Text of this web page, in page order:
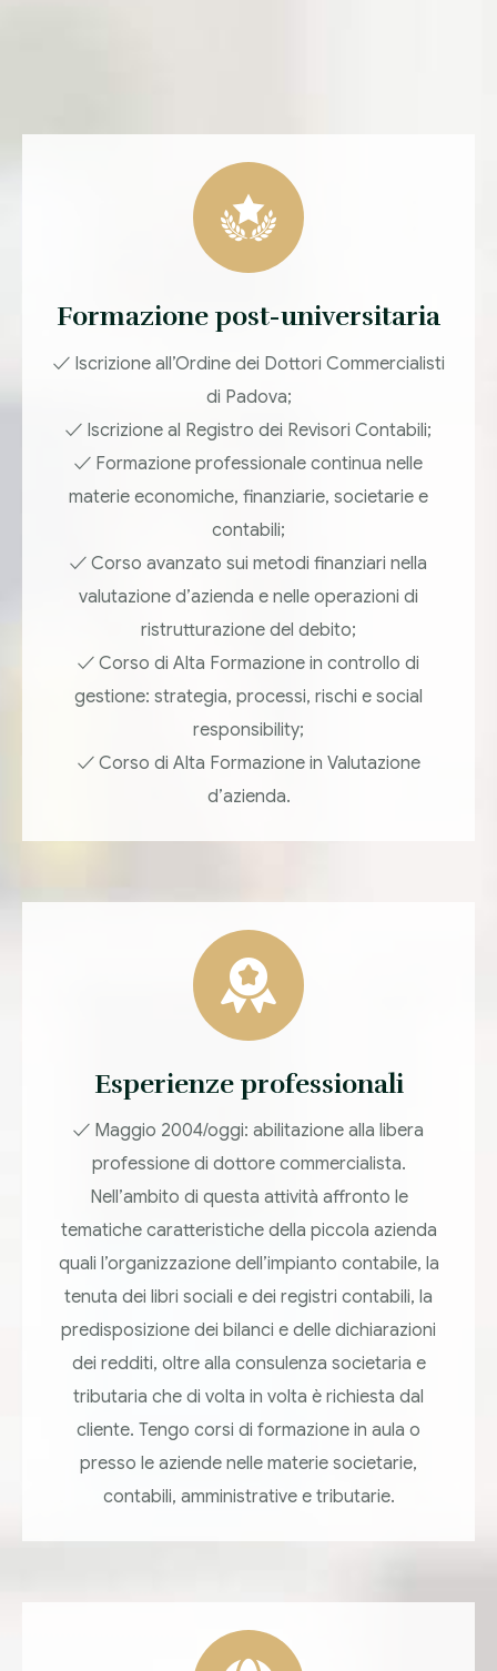
Formazione post-universitaria
✓ Iscrizione all’Ordine dei Dottori Commercialisti
di Padova;
✓ Iscrizione al Registro dei Revisori Contabili;
✓ Formazione professionale continua nelle
materie economiche, finanziarie, societarie e
contabili;
✓ Corso avanzato sui metodi finanziari nella
valutazione d’azienda e nelle operazioni di
ristrutturazione del debito;
✓ Corso di Alta Formazione in controllo di
gestione: strategia, processi, rischi e social
responsibility;
✓ Corso di Alta Formazione in Valutazione
d’azienda.
Esperienze professionali
✓ Maggio 2004/oggi: abilitazione alla libera
professione di dottore commercialista.
Nell’ambito di questa attività affronto le
tematiche caratteristiche della piccola azienda
quali l’organizzazione dell’impianto contabile, la
tenuta dei libri sociali e dei registri contabili, la
predisposizione dei bilanci e delle dichiarazioni
dei redditi, oltre alla consulenza societaria e
tributaria che di volta in volta è richiesta dal
cliente. Tengo corsi di formazione in aula o
presso le aziende nelle materie societarie,
contabili, amministrative e tributarie.